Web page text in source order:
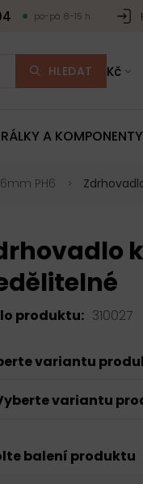
po-pá 8-15 h.
HLEDAT Kč
A KOMPONENTY
PH6
produktu: 310027
variantu
variantu
balení produktu